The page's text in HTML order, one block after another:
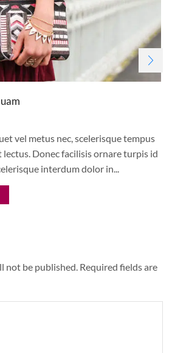
vel metus nec, scelerisque tempus
lectus. Donec facilisis ornare turpis id
interdum dolor in...
not be published. Required fields are